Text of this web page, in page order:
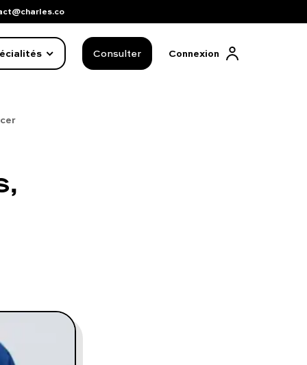
Consulter Connexion
contact@charles.co